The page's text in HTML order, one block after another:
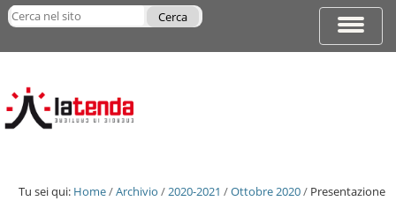
Salta
ai
|
navigazione
Espandi
di
Cerca nel sito
avanzata…
Tu sei qui: Home/Archivio /2020-2021 /Ottobre 2020/ Presentazione